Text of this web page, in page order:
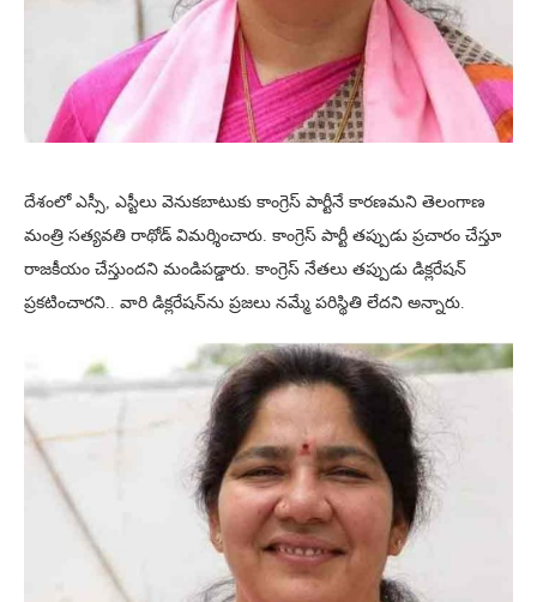
దేశంలో ఎస్సీ, ఎస్టీలు వెనుకబాటుకు కాంగ్రెస్ పార్టీనే కారణమని తెలంగాణ
మంత్రి సత్యవతి రాథోడ్ విమర్శించారు. కాంగ్రెస్ పార్టీ తప్పుడు ప్రచారం చేస్తూ
రాజకీయం చేస్తుందని మండిపడ్డారు. కాంగ్రెస్‌ నేతలు తప్పుడు డిక్లరేషన్‌
ప్రకటించారని.. వారి డిక్లరేషన్‌ను ప్రజలు నమ్మే పరిస్థితి లేదని అన్నారు.